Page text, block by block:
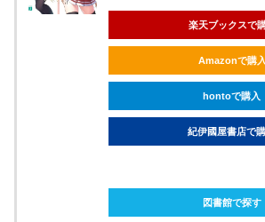
楽天ブックスで
Amazonで購入
hontoで購入
紀伊國屋書店で
図書館で探す